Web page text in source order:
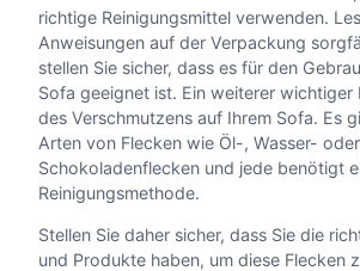
richtige Reinigungsmittel verwenden.
Anweisungen auf der Verpackung
stellen Sie sicher, dass es für den
Sofa geeignet ist. Ein weiterer wichtiger
des Verschmutzens auf Ihrem Sofa. Es
Arten von Flecken wie Öl-, Wasser- oder
Schokoladenflecken und jede benötigt
Reinigungsmethode.
Stellen Sie daher sicher, dass Sie die
und Produkte haben, um diese Flecken